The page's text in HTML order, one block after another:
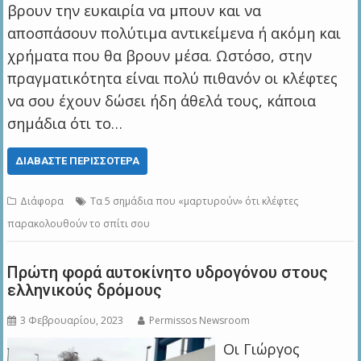
βρουν την ευκαιρία να μπουν και να
αποσπάσουν πολύτιμα αντικείμενα ή ακόμη και
χρήματα που θα βρουν μέσα. Ωστόσο, στην
πραγματικότητα είναι πολύ πιθανόν οι κλέφτες
να σου έχουν δώσει ήδη άθελά τους, κάποια
σημάδια ότι το…
ΔΙΑΒΆΣΤΕ ΠΕΡΙΣΣΌΤΕΡΑ
Διάφορα
Τα 5 σημάδια που «μαρτυρούν» ότι κλέφτες
παρακολουθούν το σπίτι σου
Πρώτη φορά αυτοκίνητο υδρογόνου στους
ελληνικούς δρόμους
3 Φεβρουαρίου, 2023 Permissos Newsroom
Οι Γιώργος